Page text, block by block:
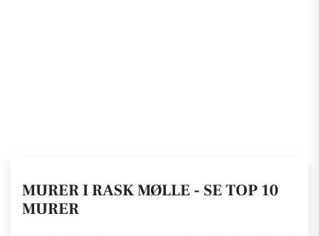
MURER I RASK MØLLE - SE TOP 10
MURER